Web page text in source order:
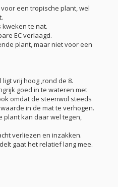
een tropische plant, wel
kweken te nat.
EC verlaagd.
plant, maar niet voor een
vrij hoog ,rond de 8.
goed in te wateren met
omdat de steenwol steeds
in de mat te verhogen.
plant kan daar wel tegen,
verliezen en inzakken.
gaat het relatief lang mee.